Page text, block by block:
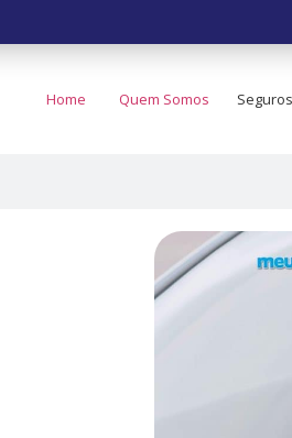
Home Quem Somos Seguros